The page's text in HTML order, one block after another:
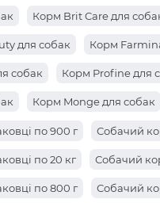
Корм Brit Care для
для собак Корм
собак Корм Profine для
Корм Monge для собак
по 900 г Собачий
по 20 кг Собачий
по 800 г Собачий